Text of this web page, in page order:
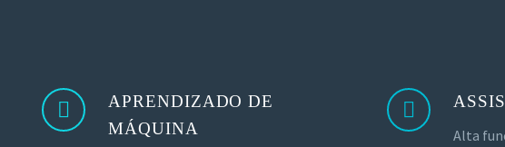
APRENDIZADO DE
MÁQUINA
Alta